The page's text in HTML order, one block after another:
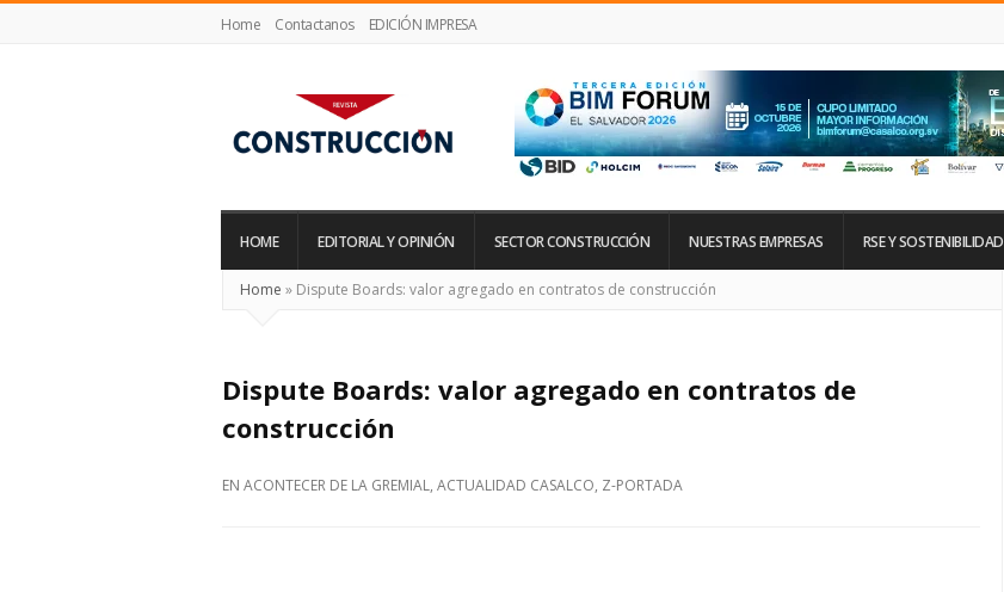
Home Contactanos EDICIÓN IMPRESA
Construcción
HOME EDITORIAL Y OPINIÓN SECTOR CONSTRUCCIÓN NUESTRAS EMPRESAS RSE Y SOSTENIBILIDAD
Home » Dispute Boards: valor agregado en contratos de construcción
Dispute Boards: valor agregado en contratos de
construcción
EN ACONTECER DE LA GREMIAL, ACTUALIDAD CASALCO, Z-PORTADA